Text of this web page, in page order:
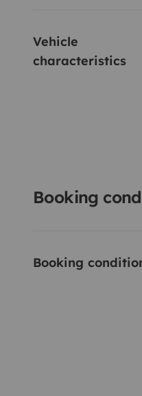
Vehicle
characteristics
Booking
Booking